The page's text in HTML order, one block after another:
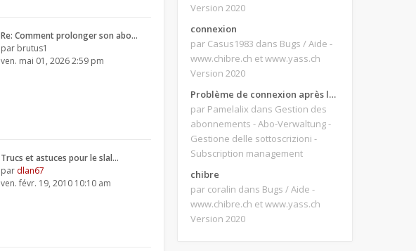
Re: Comment prolonger son abo…
par brutus1
ven. mai 01, 2026 2:59 pm
Trucs et astuces pour le slal…
par dlan67
ven. févr. 19, 2010 10:10 am
Version 2020
connexion
par Casus1983 dans Bugs / Aide -
www.chibre.ch et www.yass.ch
Version 2020
Problème de connexion après le changement d'adresse e-mail.
par Pamelalix dans Gestion des
abonnements - Abo-Verwaltung -
Gestione delle sottoscrizioni -
Subscription management
chibre
par coralin dans Bugs / Aide -
www.chibre.ch et www.yass.ch
Version 2020